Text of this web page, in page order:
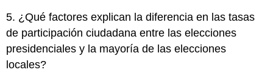
5. ¿Qué factores explican la diferencia en las tasas
de participación ciudadana entre las elecciones
presidenciales y la mayoría de las elecciones
locales?